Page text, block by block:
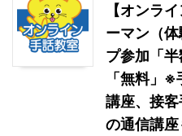
【オンラ
ーマン（
プ参加「
「無料」
講座、接
の通信講